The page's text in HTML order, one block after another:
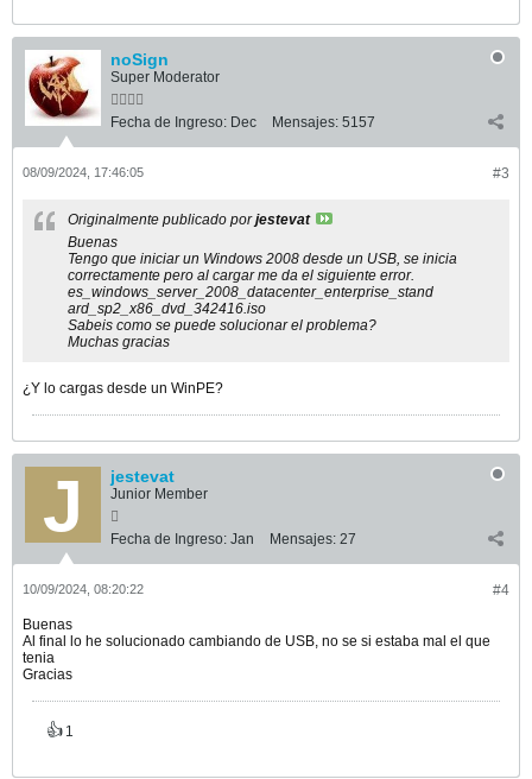
noSign
Super Moderator
Fecha de Ingreso: Dec Mensajes: 5157
#3
08/09/2024, 17:46:05
Originalmente publicado porjestevat
Buenas
Tengo que iniciar un Windows 2008 desde un USB, se inicia
correctamente pero al cargar me da el siguiente error.
es_windows_server_2008_datacenter_enterprise_stand
ard_sp2_x86_dvd_342416.iso
Sabeis como se puede solucionar el problema?
Muchas gracias
¿Y lo cargas desde un WinPE?
jestevat
Junior Member
Fecha de Ingreso: Jan Mensajes: 27
#4
10/09/2024, 08:20:22
Buenas
Al final lo he solucionado cambiando de USB, no se si estaba mal el que
tenia
Gracias
👍 1